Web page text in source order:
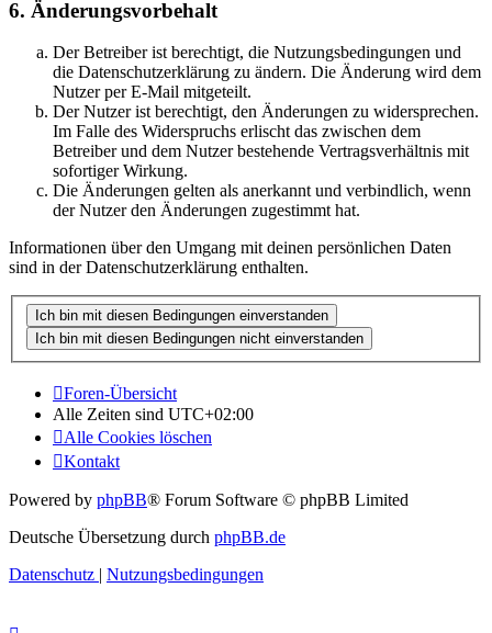
6. Änderungsvorbehalt
Der Betreiber ist berechtigt, die Nutzungsbedingungen und
die Datenschutzerklärung zu ändern. Die Änderung wird dem
Nutzer per E-Mail mitgeteilt.
Der Nutzer ist berechtigt, den Änderungen zu widersprechen.
Im Falle des Widerspruchs erlischt das zwischen dem
Betreiber und dem Nutzer bestehende Vertragsverhältnis mit
sofortiger Wirkung.
Die Änderungen gelten als anerkannt und verbindlich, wenn
der Nutzer den Änderungen zugestimmt hat.
Informationen über den Umgang mit deinen persönlichen Daten
sind in der Datenschutzerklärung enthalten.
Foren-Übersicht
Alle Zeiten sind UTC+02:00
Alle Cookies löschen
Kontakt
Powered by phpBB® Forum Software © phpBB Limited
Deutsche Übersetzung durch phpBB.de
Datenschutz | Nutzungsbedingungen